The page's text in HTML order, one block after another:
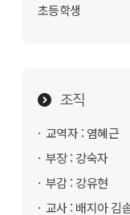
초등학생
조직
교역자 : 염혜근
부장 : 강숙자
부감 : 강유현
교사 : 배지아 김